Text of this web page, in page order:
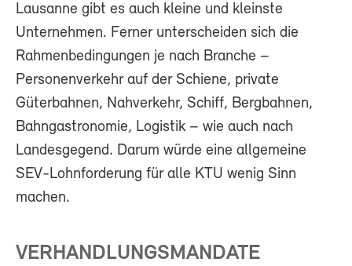
Lausanne gibt es auch kleine und kleinste
Unternehmen. Ferner unterscheiden sich die
Rahmenbedingungen je nach Branche –
Personenverkehr auf der Schiene, private
Güterbahnen, Nahverkehr, Schiff, Bergbahnen,
Bahngastronomie, Logistik – wie auch nach
Landesgegend. Darum würde eine allgemeine
SEV-Lohnforderung für alle KTU wenig Sinn
machen.
VERHANDLUNGSMANDATE